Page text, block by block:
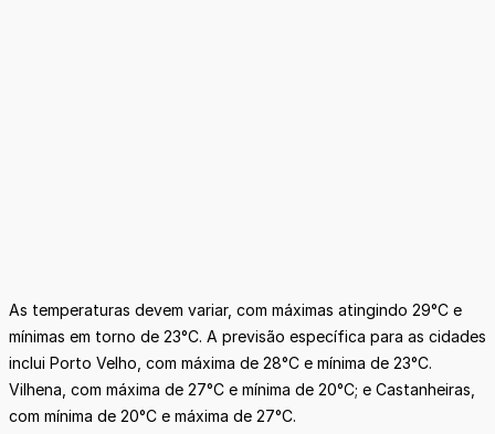
As temperaturas devem variar, com máximas atingindo 29°C e
mínimas em torno de 23°C. A previsão específica para as cidades
inclui Porto Velho, com máxima de 28°C e mínima de 23°C.
Vilhena, com máxima de 27°C e mínima de 20°C; e Castanheiras,
com mínima de 20°C e máxima de 27°C.